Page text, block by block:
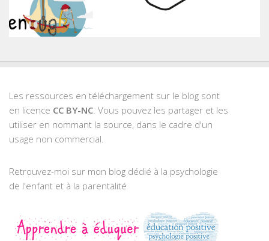
Les ressources en téléchargement sur le blog sont
en licence CC BY-NC. Vous pouvez les partager et les
utiliser en nommant la source, dans le cadre d'un
usage non commercial.
Retrouvez-moi sur mon blog dédié à la psychologie
de l'enfant et à la parentalité